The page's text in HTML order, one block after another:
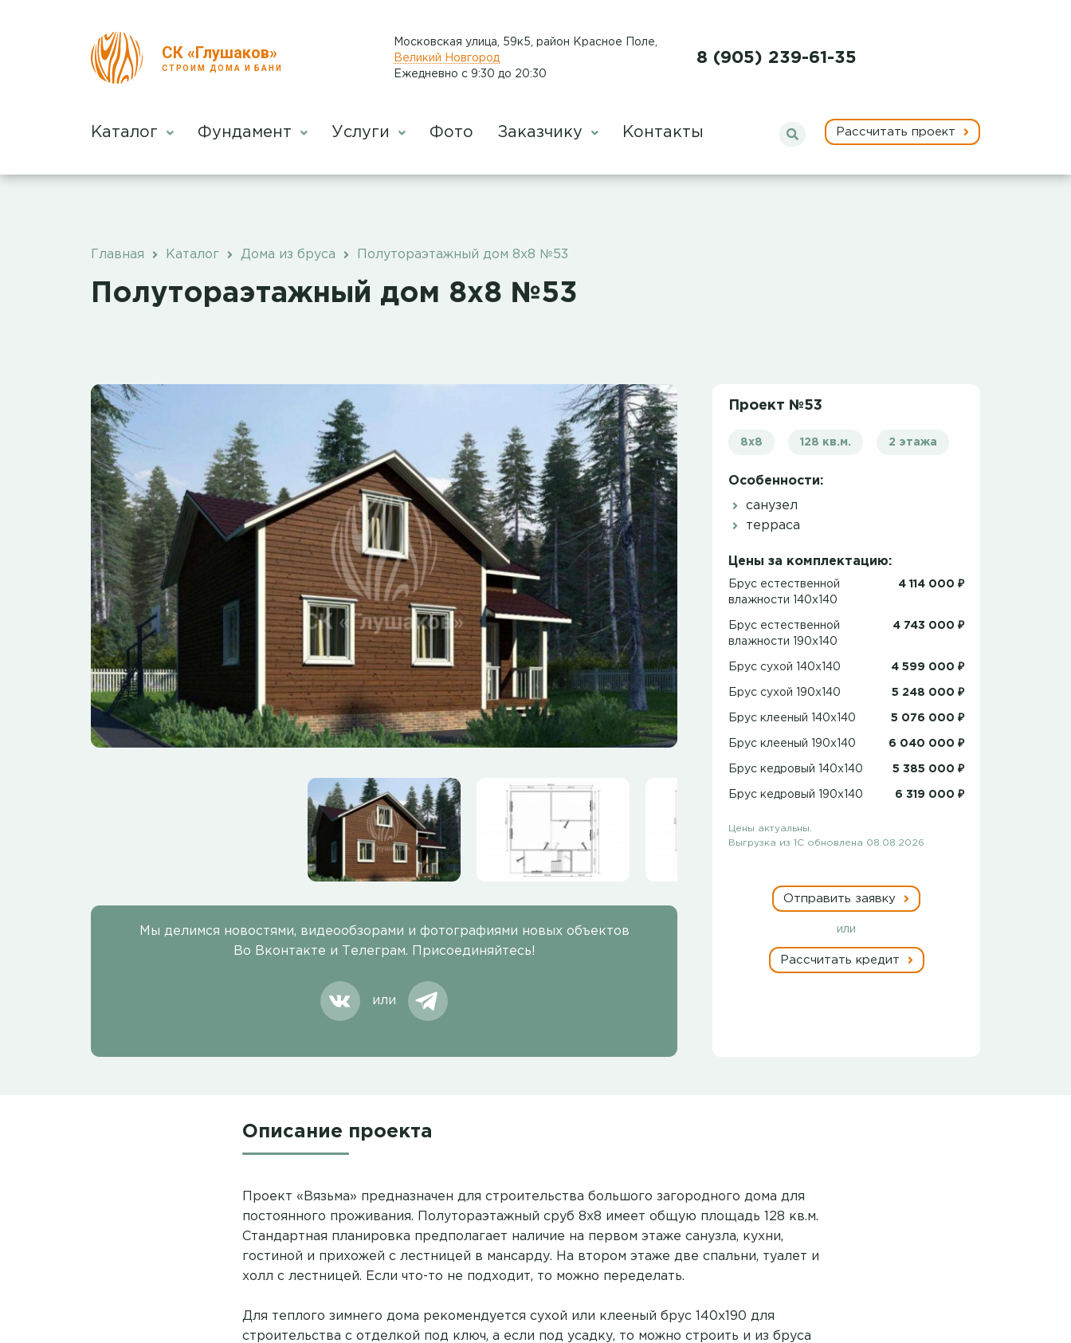
СК «Глушаков»
СТРОИМ ДОМА И БАНИ
Московская улица, 59к5, район Красное Поле
Великий Новгород
Ежедневно с 9:30 до 20:30
8 (905) 239-61-35
Каталог Фундамент Услуги Фото Заказчику Контакты Рассчитать проект
Главная Каталог Дома из бруса Полутораэтажный дом 8х8 №53
Полутораэтажный дом 8х8 №53
Мы делимся новостями, видеообзорами и фотографиями новых объектов
Во Вконтакте и Телеграм. Присоединяйтесь!
или
Проект №53
8x8 128 кв.м. 2 этажа
Особенности:
санузел
терраса
Цены за комплектацию:
Брус естественной
влажности 140x140
4 114 000 ₽
Брус естественной
влажности 190x140
4 743 000 ₽
Брус сухой 140x140 4 599 000 ₽
Брус сухой 190x140 5 248 000 ₽
Брус клееный 140x140 5 076 000 ₽
Брус клееный 190x140 6 040 000 ₽
Брус кедровый 140x140 5 385 000 ₽
Брус кедровый 190x140 6 319 000 ₽
Цены актуальны.
Выгрузка из 1С обновлена 08.08.2026
Отправить заявку
или
Рассчитать кредит
Описание проекта
Проект «Вязьма» предназначен для строительства большого загородного дома для
постоянного проживания. Полутораэтажный сруб 8х8 имеет общую площадь 128 кв.м.
Стандартная планировка предполагает наличие на первом этаже санузла, кухни,
гостиной и прихожей с лестницей в мансарду. На втором этаже две спальни, туалет и
холл с лестницей. Если что-то не подходит, то можно переделать.
Для теплого зимнего дома рекомендуется сухой или клееный брус 140х190 для
строительства с отделкой под ключ, а если под усадку, то можно строить и из бруса